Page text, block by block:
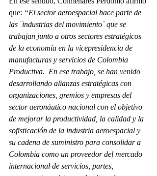
que: “El sector aeroespacial hace parte de
las ¨industrias del movimiento¨ que se
trabajan junto a otros sectores estratégicos
de la economía en la vicepresidencia de
manufacturas y servicios de Colombia
Productiva.  En ese trabajo, se han venido
desarrollando alianzas estratégicas con
organizaciones, gremios y empresas del
sector aeronáutico nacional con el objetivo
de mejorar la productividad, la calidad y la
sofisticación de la industria aeroespacial y
su cadena de suministro para consolidar a
Colombia como un proveedor del mercado
internacional de servicios, partes,